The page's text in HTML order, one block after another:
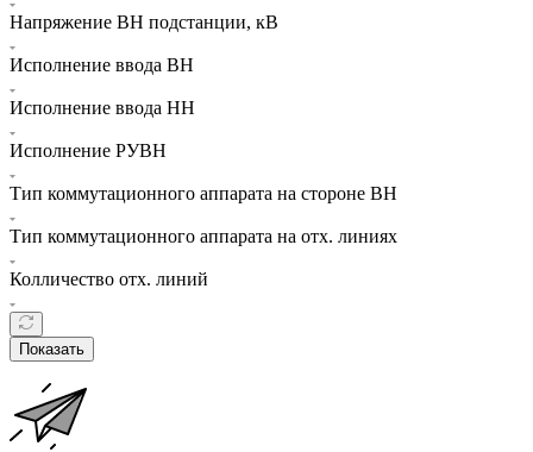
Напряжение ВН подстанции, кВ
Исполнение ввода ВН
Исполнение ввода НН
Исполнение РУВН
Тип коммутационного аппарата на стороне ВН
Тип коммутационного аппарата на отх. линиях
Колличество отх. линий
Показать